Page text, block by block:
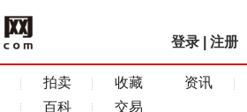
登录 注册
拍卖 收藏
资讯
百科 交易